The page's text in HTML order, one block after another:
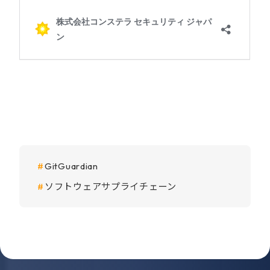
GitGuardian
ソフトウェアサプライチェーン